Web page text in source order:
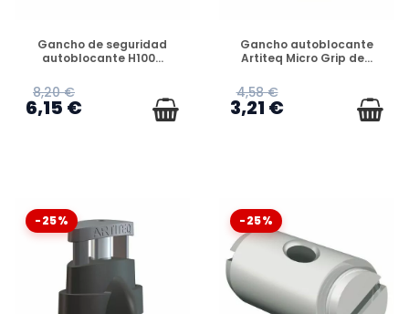
DISPONIBLE
Gancho de seguridad
autoblocante H100...
8,20 €
6,15 €
DISPONIBLE
Gancho autoblocante
Artiteq Micro Grip de...
4,58 €
3,21 €
-25% -25%